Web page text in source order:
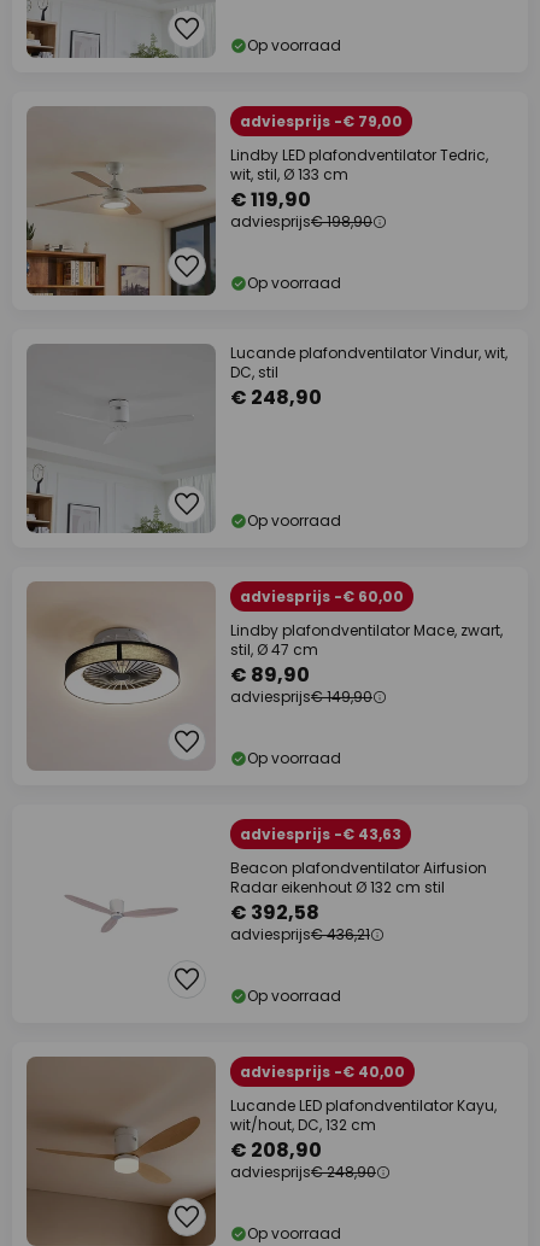
Op voorraad
adviesprijs -€ 79,00
Lindby LED plafondventilator Tedric,
wit, stil, Ø 133 cm
€ 119,90
adviesprijs€ 198,90
Op voorraad
Lucande plafondventilator Vindur, wit,
DC, stil
€ 248,90
Op voorraad
adviesprijs -€ 60,00
Lindby plafondventilator Mace, zwart,
stil, Ø 47 cm
€ 89,90
adviesprijs€ 149,90
Op voorraad
adviesprijs -€ 43,63
Beacon plafondventilator Airfusion
Radar eikenhout Ø 132 cm stil
€ 392,58
adviesprijs€ 436,21
Op voorraad
adviesprijs -€ 40,00
Lucande LED plafondventilator Kayu,
wit/hout, DC, 132 cm
€ 208,90
adviesprijs€ 248,90
Op voorraad